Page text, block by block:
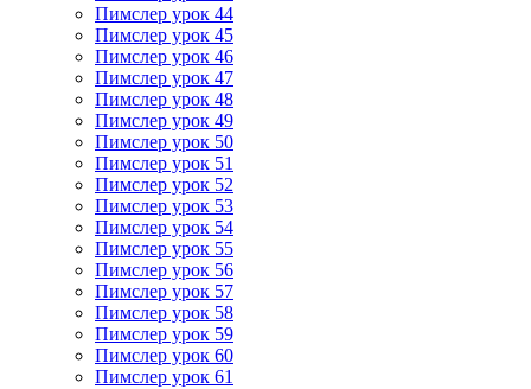
Пимслер урок 44
Пимслер урок 45
Пимслер урок 46
Пимслер урок 47
Пимслер урок 48
Пимслер урок 49
Пимслер урок 50
Пимслер урок 51
Пимслер урок 52
Пимслер урок 53
Пимслер урок 54
Пимслер урок 55
Пимслер урок 56
Пимслер урок 57
Пимслер урок 58
Пимслер урок 59
Пимслер урок 60
Пимслер урок 61